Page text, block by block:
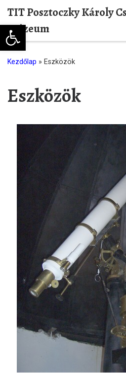
Eszköztár
Skip to content
TIT Posztoczky Károly
Múzeum
Kezdőlap » Eszközök
Eszközök